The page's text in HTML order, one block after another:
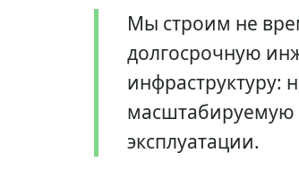
Мы строим не
долгосрочную
инфраструктуру:
масштабируемую
эксплуатации.